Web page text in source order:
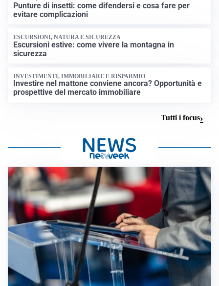
Punture di insetti: come difendersi e cosa fare per
evitare complicazioni
ESCURSIONI, NATURA E SICUREZZA
Escursioni estive: come vivere la montagna in
sicurezza
INVESTIMENTI, IMMOBILIARE E RISPARMIO
Investire nel mattone conviene ancora? Opportunità e
prospettive del mercato immobiliare
Tutti i focus